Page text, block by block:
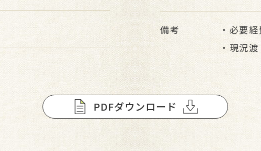
備考
・必要
・現況渡
PDFダウンロード